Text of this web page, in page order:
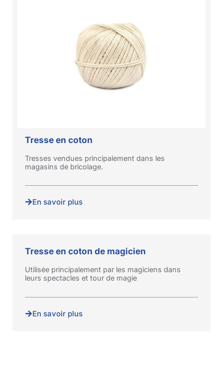
Tresse en coton
Tresses vendues principalement dans les
magasins de bricolage.
En savoir plus
Tresse en coton de magicien
Utilisée principalement par les magiciens dans
leurs spectacles et tour de magie
En savoir plus